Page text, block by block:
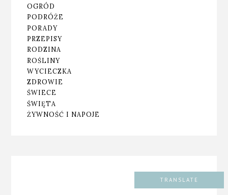
OGRÓD
PODRÓŻE
PORADY
PRZEPISY
RODZINA
ROŚLINY
WYCIECZKA
ZDROWIE
ŚWIECE
ŚWIĘTA
ŻYWNOŚĆ I NAPOJE
TRANSLATE